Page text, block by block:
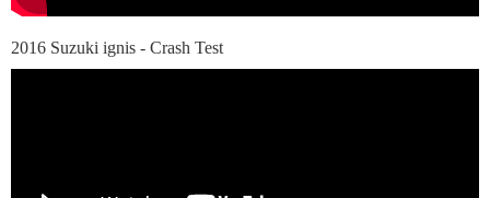
2016 Suzuki ignis - Crash Test